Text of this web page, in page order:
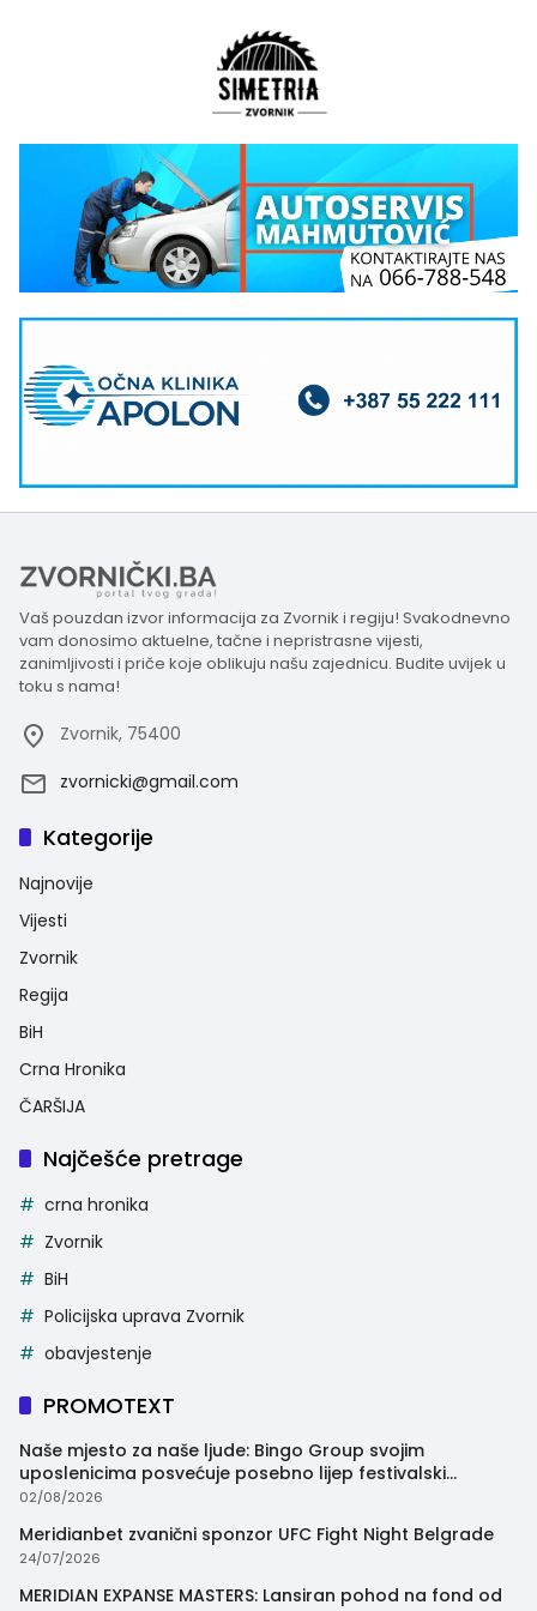
Vaš pouzdan izvor informacija za Zvornik i regiju! Svakodnevno
vam donosimo aktuelne, tačne i nepristrasne vijesti,
zanimljivosti i priče koje oblikuju našu zajednicu. Budite uvijek u
toku s nama!
Zvornik, 75400
zvornicki@gmail.com
Kategorije
Najnovije
Vijesti
Zvornik
Regija
BiH
Crna Hronika
ČARŠIJA
Najčešće pretrage
crna hronika
Zvornik
BiH
Policijska uprava Zvornik
obavjestenje
PROMOTEXT
Naše mjesto za naše ljude: Bingo Group svojim
uposlenicima posvećuje posebno lijep festivalski
trenutak
02/08/2026
Meridianbet zvanični sponzor UFC Fight Night Belgrade
24/07/2026
MERIDIAN EXPANSE MASTERS: Lansiran pohod na fond od